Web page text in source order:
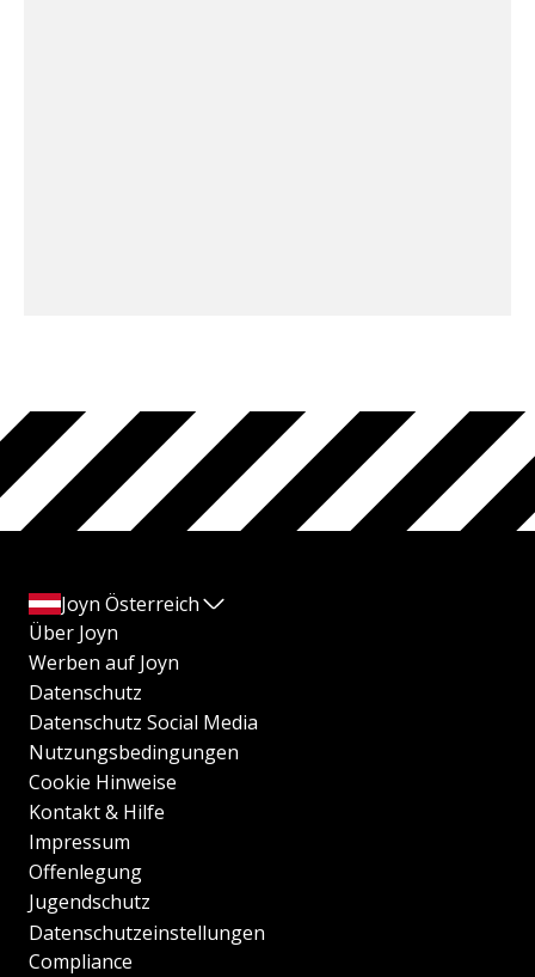
Joyn Österreich
Über Joyn
Werben auf Joyn
Datenschutz
Datenschutz Social Media
Nutzungsbedingungen
Cookie Hinweise
Kontakt & Hilfe
Impressum
Offenlegung
Jugendschutz
Datenschutzeinstellungen
Compliance